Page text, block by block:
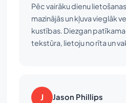
Pēc vairāku dienu
mazinājās un kļuva vieglāk
kustības. Diezgan patīkama
tekstūra, lietoju no rīta un
J Jason Phillips